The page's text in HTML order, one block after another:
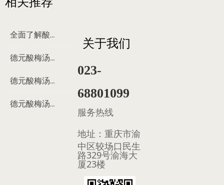
关于我们
023-
68801099
服务热线
地址： 重庆市渝
中区较场口民生
路329号渝海大
厦23楼
全面了解酸梅汤
德元酸梅汤来历
德元酸梅汤制作过程
德元酸梅汤多少钱